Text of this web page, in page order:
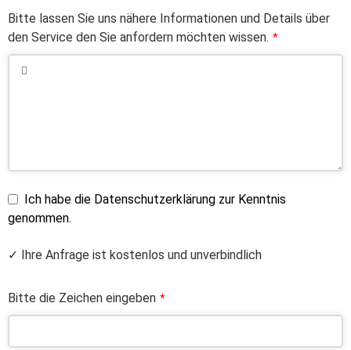
Bitte lassen Sie uns nähere Informationen und Details über
den Service den Sie anfordern möchten wissen. *
Ich habe die Datenschutzerklärung zur Kenntnis
genommen.
✓ Ihre Anfrage ist kostenlos und unverbindlich
Bitte die Zeichen eingeben *